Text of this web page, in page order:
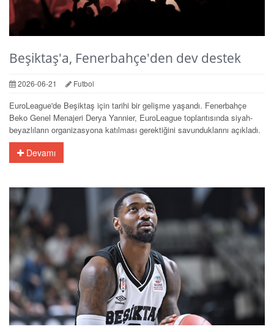
Beşiktaş'a, Fenerbahçe'den dev destek
2026-06-21 Futbol
EuroLeague'de Beşiktaş için tarihi bir gelişme yaşandı. Fenerbahçe
Beko Genel Menajeri Derya Yannier, EuroLeague toplantısında siyah-
beyazlıların organizasyona katılması gerektiğini savunduklarını açıkladı.
Devamı